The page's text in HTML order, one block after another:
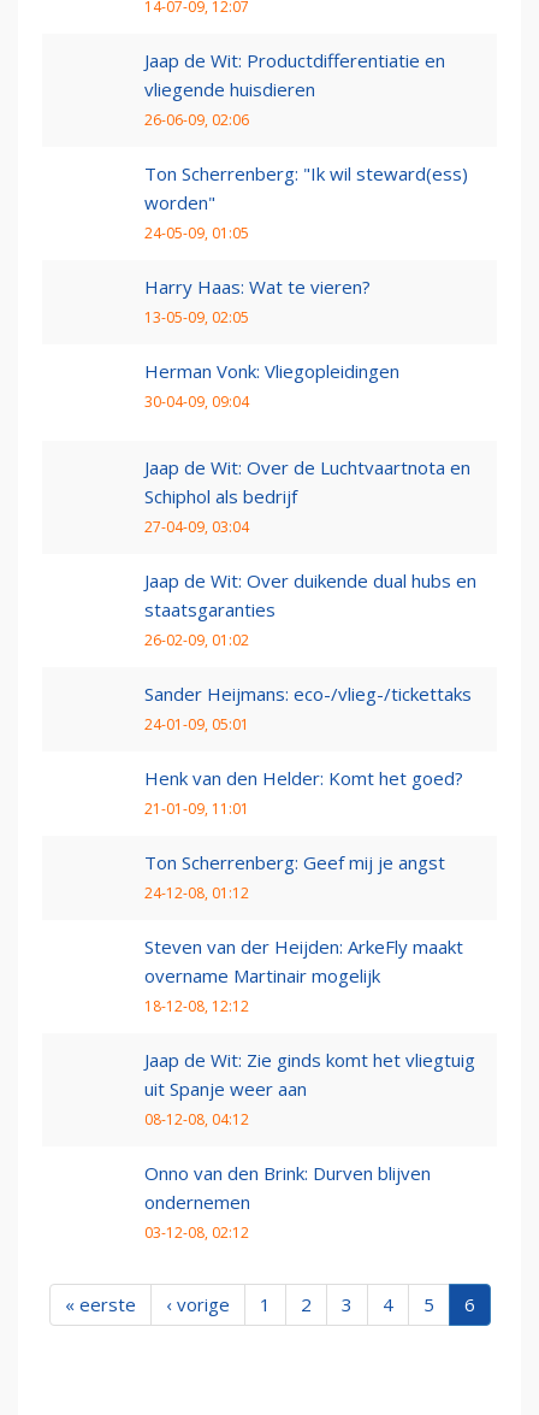
14-07-09, 12:07
Jaap de Wit: Productdifferentiatie en
vliegende huisdieren
26-06-09, 02:06
Ton Scherrenberg: "Ik wil steward(ess)
worden"
24-05-09, 01:05
Harry Haas: Wat te vieren?
13-05-09, 02:05
Herman Vonk: Vliegopleidingen
30-04-09, 09:04
Jaap de Wit: Over de Luchtvaartnota en
Schiphol als bedrijf
27-04-09, 03:04
Jaap de Wit: Over duikende dual hubs en
staatsgaranties
26-02-09, 01:02
Sander Heijmans: eco-/vlieg-/tickettaks
24-01-09, 05:01
Henk van den Helder: Komt het goed?
21-01-09, 11:01
Ton Scherrenberg: Geef mij je angst
24-12-08, 01:12
Steven van der Heijden: ArkeFly maakt
overname Martinair mogelijk
18-12-08, 12:12
Jaap de Wit: Zie ginds komt het vliegtuig
uit Spanje weer aan
08-12-08, 04:12
Onno van den Brink: Durven blijven
ondernemen
03-12-08, 02:12
« eerste ‹ vorige 1 2 3 4 5 6